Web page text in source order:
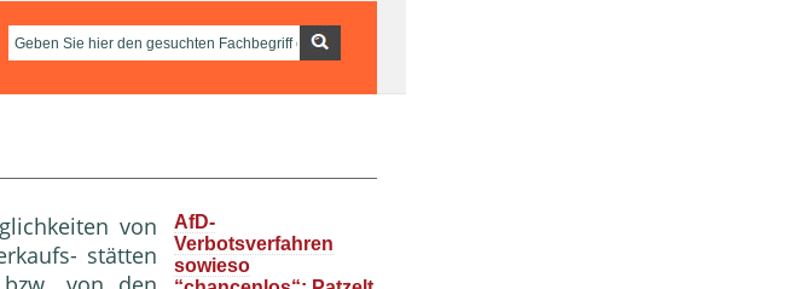
von
stätten
AfD-
Verbotsverfahren
sowieso